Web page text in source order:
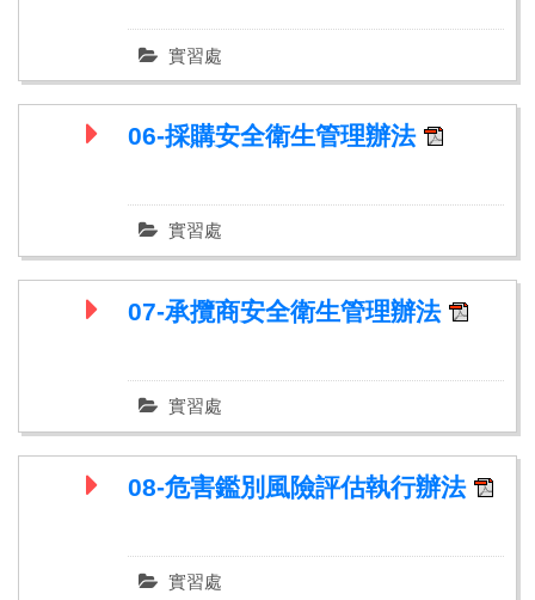
實習處
06-採購安全衛生管理辦法
實習處
07-承攬商安全衛生管理辦法
實習處
08-危害鑑別風險評估執行辦法
實習處